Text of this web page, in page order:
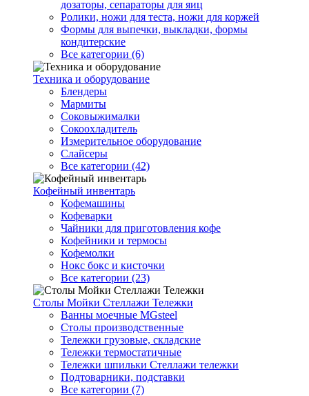
дозаторы, сепараторы для яиц
Ролики, ножи для теста, ножи для коржей
Формы для выпечки, выкладки, формы
кондитерские
Все категории (6)
Техника и оборудование
Блендеры
Мармиты
Соковыжималки
Сокоохладитель
Измерительное оборудование
Слайсеры
Все категории (42)
Кофейный инвентарь
Кофемашины
Кофеварки
Чайники для приготовления кофе
Кофейники и термосы
Кофемолки
Нокс бокс и кисточки
Все категории (23)
Столы Мойки Стеллажи Тележки
Ванны моечные MGsteel
Столы производственные
Тележки грузовые, складские
Тележки термостатичные
Тележки шпильки Стеллажи тележки
Подтоварники, подставки
Все категории (7)